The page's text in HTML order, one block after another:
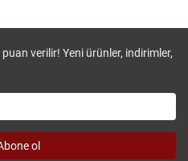
verilir! Yeni ürünler, indirimler,
ol